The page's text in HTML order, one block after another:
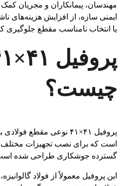
مهندسان، پیمانکاران و مجریان
ایمنی سازه، از افزایش هزینه‌های
یا انتخاب نامناسب مقطع جلوگیری
چیست؟
پروفیل ۴۱×۴۱ نوعی مقطع
است که برای نصب تجهیزات مختلف
گسترده جوشکاری طراحی شده
این پروفیل معمولاً از فولاد